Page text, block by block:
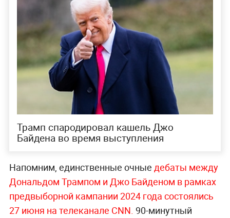
Трамп спародировал кашель Джо
Байдена во время выступления
Напомним, единственные очные дебаты между
Дональдом Трампом и Джо Байденом в рамках
предвыборной кампании 2024 года состоялись
27 июня на телеканале CNN. 90-минутный